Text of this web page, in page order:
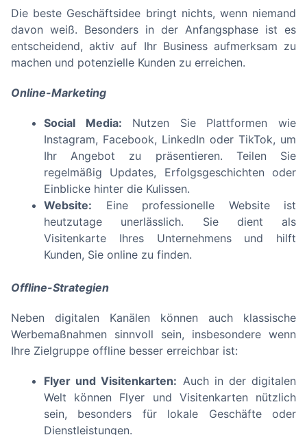
Die beste Geschäftsidee bringt nichts, wenn niemand
davon weiß. Besonders in der Anfangsphase ist es
entscheidend, aktiv auf Ihr Business aufmerksam zu
machen und potenzielle Kunden zu erreichen.
Online-Marketing
Social Media: Nutzen Sie Plattformen wie
Instagram, Facebook, LinkedIn oder TikTok, um
Ihr Angebot zu präsentieren. Teilen Sie
regelmäßig Updates, Erfolgsgeschichten oder
Einblicke hinter die Kulissen.
Website: Eine professionelle Website ist
heutzutage unerlässlich. Sie dient als
Visitenkarte Ihres Unternehmens und hilft
Kunden, Sie online zu finden.
Offline-Strategien
Neben digitalen Kanälen können auch klassische
Werbemaßnahmen sinnvoll sein, insbesondere wenn
Ihre Zielgruppe offline besser erreichbar ist:
Flyer und Visitenkarten: Auch in der digitalen
Welt können Flyer und Visitenkarten nützlich
sein, besonders für lokale Geschäfte oder
Dienstleistungen.